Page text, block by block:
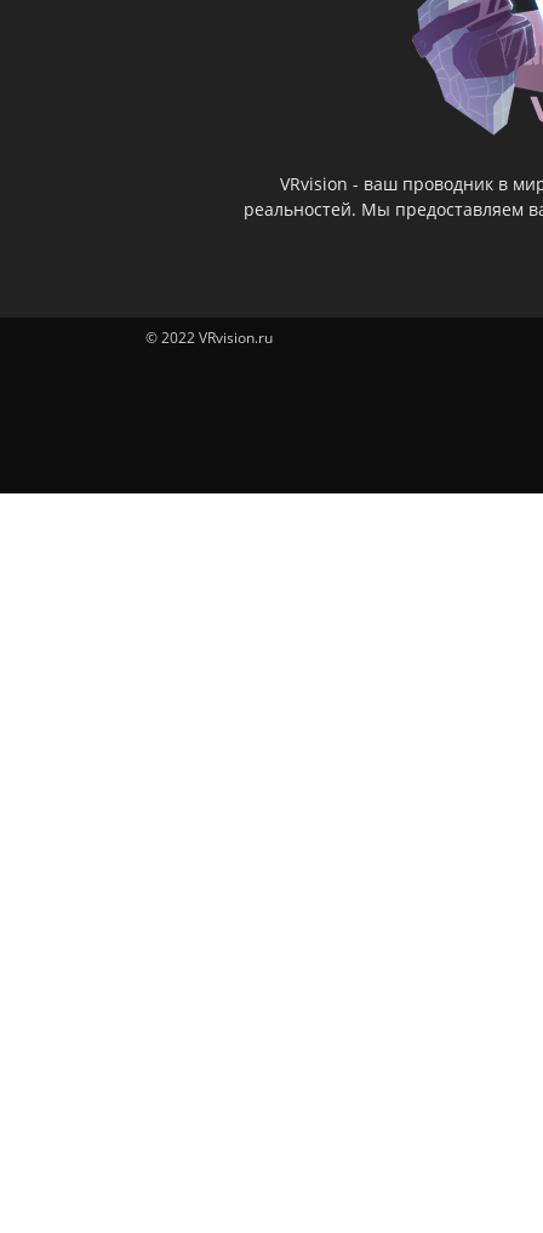
VRvision - ваш проводник в
реальностей. Мы предоставляем
© 2022 VRvision.ru